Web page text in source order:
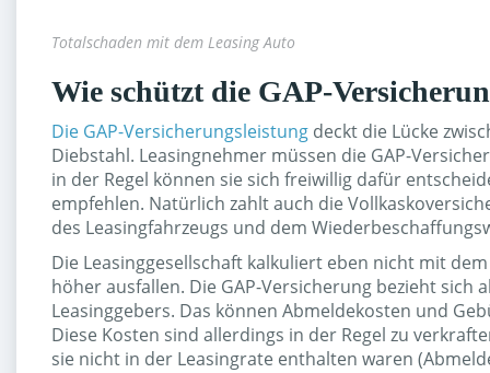
Totalschaden mit dem Leasing Auto
Wie schützt die GAP-
Die GAP-Versicherungsleistung deckt die Lücke
Diebstahl. Leasingnehmer müssen die GAP-
in der Regel können sie sich freiwillig dafür
empfehlen. Natürlich zahlt auch die
des Leasingfahrzeugs und dem
Die Leasinggesellschaft kalkuliert eben nicht mit
höher ausfallen. Die GAP-Versicherung bezieht sich
Leasinggebers. Das können Abmeldekosten und
Diese Kosten sind allerdings in der Regel zu
sie nicht in der Leasingrate enthalten waren